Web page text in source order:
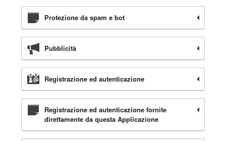
Protezione da spam e bot
Pubblicità
Registrazione ed autenticazione
Registrazione ed autenticazione fornite
direttamente da questa Applicazione